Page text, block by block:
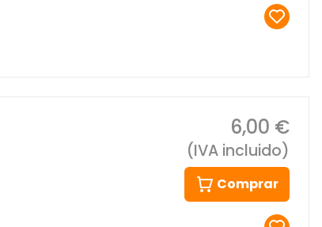
6,00 €
(IVA incluido)
Comprar